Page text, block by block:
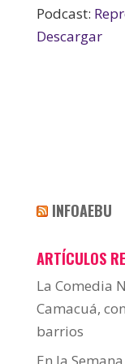
Podcast:
Descargar
INFOAEBU
ARTÍCULOS
La Comedia
Camacuá,
barrios